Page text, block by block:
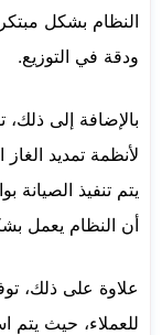
النظام بشكل
ودقة في التوزيع.
بالإضافة إلى
لأنظمة تمديد
يتم تنفيذ
أن النظام يعمل
علاوة على ذلك،
للعملاء، حيث يتم